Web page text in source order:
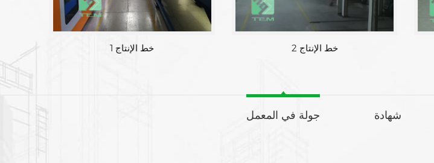
خط الإنتاج 1 خط الإنتاج 2
جولة في المعمل شهادة